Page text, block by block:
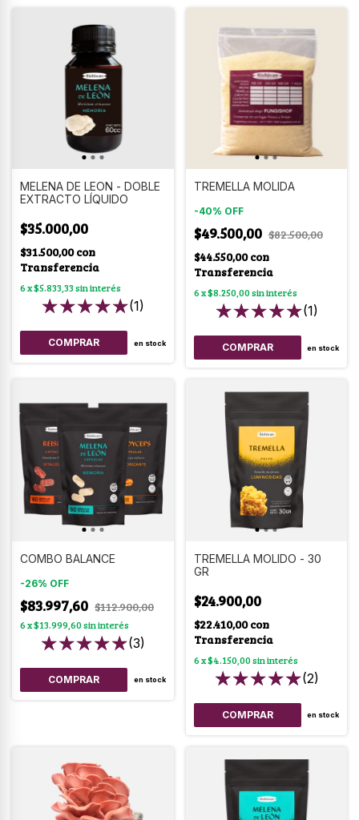
MELENA DE LEON - DOBLE
EXTRACTO LÍQUIDO
$35.000,00
$31.500,00con
Transferencia
6x$5.833,33sin interés
(1)
en stock
TREMELLA MOLIDA
-40% OFF
$49.500,00 $82.500,00
$44.550,00con
Transferencia
6x$8.250,00sin interés
(1)
COMPRAR en stock
COMBO BALANCE
-26% OFF
$83.997,60 $112.900,00
6x$13.999,60sin interés
(3)
en stock
TREMELLA MOLIDO - 30
GR
$24.900,00
$22.410,00con
Transferencia
6x$4.150,00sin interés
(2)
en stock